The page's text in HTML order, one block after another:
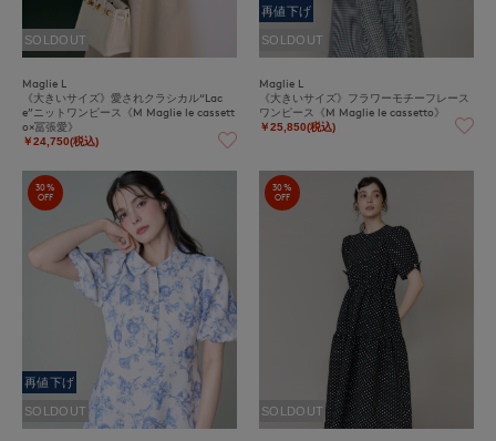
SOLDOUT
Maglie L
《大きいサイズ》愛されクラシカル“Lac
e”ニットワンピース《M Maglie le cassett
o×冨張愛》
￥24,750(税込)
再値下げ
SOLDOUT
Maglie L
《大きいサイズ》フラワーモチーフレース
ワンピース《M Maglie le cassetto》
￥25,850(税込)
30%
OFF
再値下げ
SOLDOUT
30%
OFF
SOLDOUT